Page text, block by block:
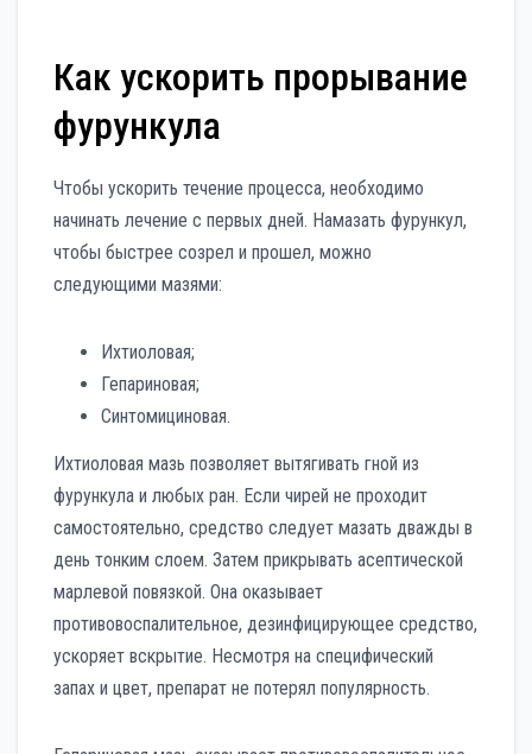
Как ускорить прорывание
фурункула
Чтобы ускорить течение процесса, необходимо
начинать лечение с первых дней. Намазать фурункул,
чтобы быстрее созрел и прошел, можно
следующими мазями:
Ихтиоловая;
Гепариновая;
Синтомициновая.
Ихтиоловая мазь позволяет вытягивать гной из
фурункула и любых ран. Если чирей не проходит
самостоятельно, средство следует мазать дважды в
день тонким слоем. Затем прикрывать асептической
марлевой повязкой. Она оказывает
противовоспалительное, дезинфицирующее средство,
ускоряет вскрытие. Несмотря на специфический
запах и цвет, препарат не потерял популярность.